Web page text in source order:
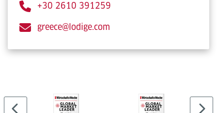
+30 2610 391259
greece@lodige.com